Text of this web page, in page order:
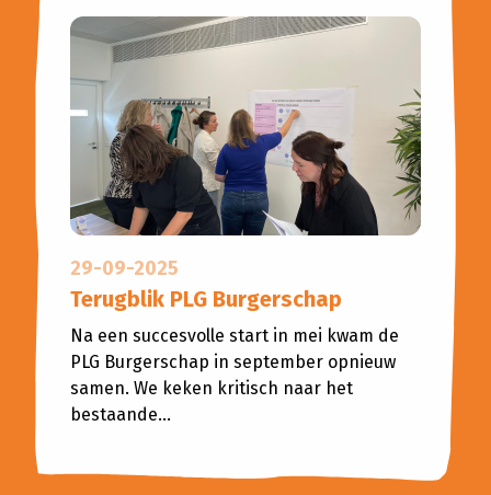
29-09-2025
Terugblik PLG Burgerschap
Na een succesvolle start in mei kwam de
PLG Burgerschap in september opnieuw
samen. We keken kritisch naar het
bestaande...